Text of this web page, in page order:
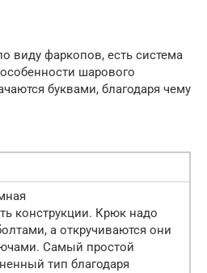
виду фаркопов, есть система
шарового
буквами, благодаря чему
конструкции. Крюк надо
а откручиваются они
Самый простой
тип благодаря